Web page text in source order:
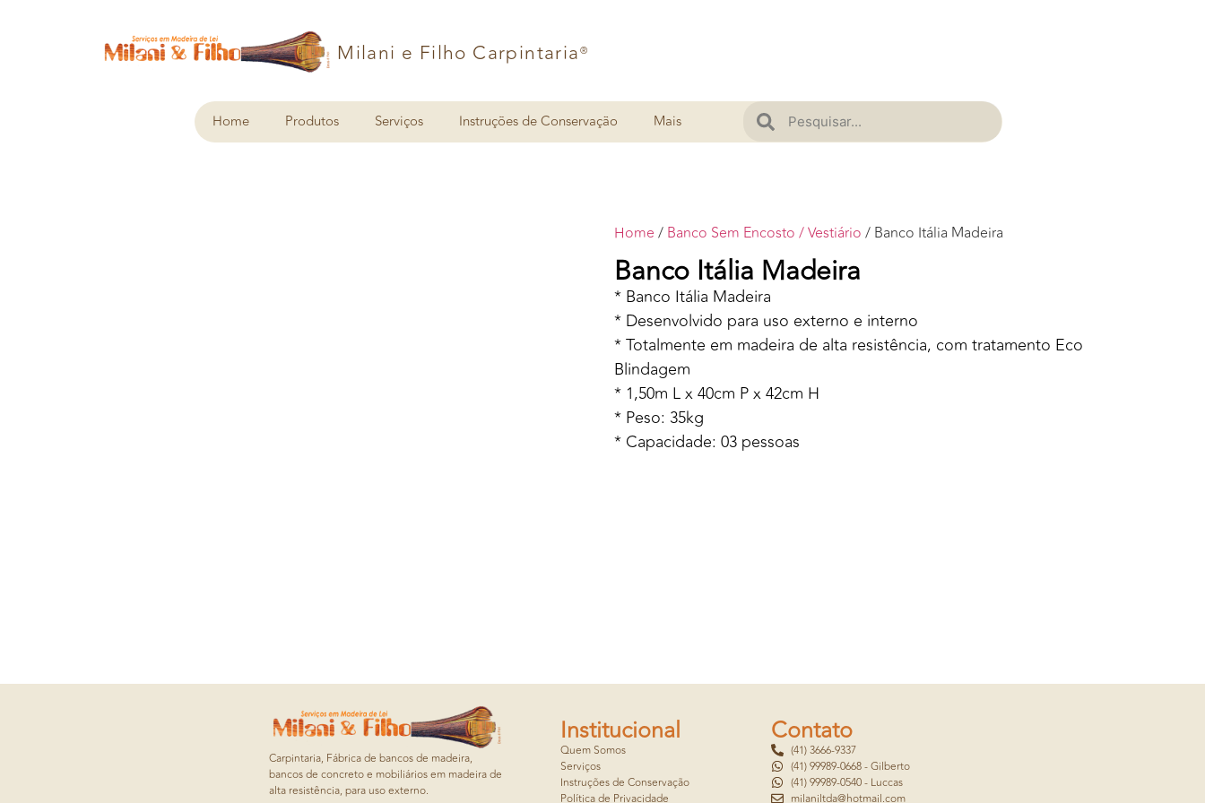
Milani e Filho Carpintaria®
Home Produtos Serviços Instruções de Conservação Mais
Home / Banco Sem Encosto / Vestiário / Banco Itália Madeira
Banco Itália Madeira
* Banco Itália Madeira
* Desenvolvido para uso externo e interno
* Totalmente em madeira de alta resistência, com tratamento Eco
Blindagem
* 1,50m L x 40cm P x 42cm H
* Peso: 35kg
* Capacidade: 03 pessoas
Carpintaria, Fábrica de bancos de madeira,
bancos de concreto e mobiliários em madeira de
alta resistência, para uso externo.
Institucional
Quem Somos
Serviços
Instruções de Conservação
Política de Privacidade
Contato
(41) 3666-9337
(41) 99989-0668 - Gilberto
(41) 99989-0540 - Luccas
milaniltda@hotmail.com